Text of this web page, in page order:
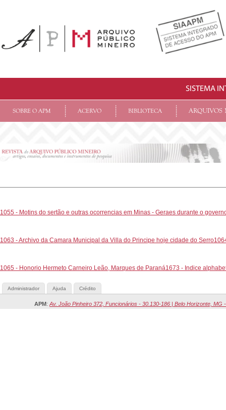
SISTEMA
SOBRE O APM ACERVO BIBLIOTECA ARQUIVOS
1055 - Motins do sertão e outras ocorrencias em Minas - Geraes durante o
1063 - Archivo da Camara Municipal da Villa do Principe hoje cidade do Serro
1065 - Honorio Hermeto Carneiro Leão, Marques de Paraná1673 - Indice
Administrador Ajuda Crédito
APM: Av. João Pinheiro 372, Funcionários - 30.130-186 | Belo Horizonte, MG